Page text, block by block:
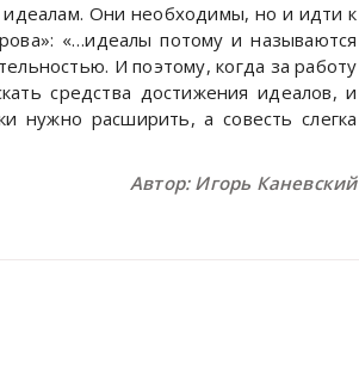
идеалам. Они необходимы, но и идти к
«…идеалы потому и называются
И поэтому, когда за работу
средства достижения идеалов, и
нужно расширить, а совесть слегка
Автор: Игорь Каневский